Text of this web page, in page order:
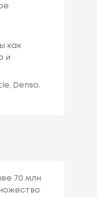
как
и
Denso.
70 млн